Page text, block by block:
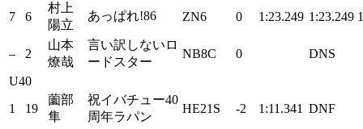
7 6
村上
陽立
あっぱれ!86 ZN6 0 1:23.249 1:23.249 1
– 2
山本
燎哉
言い訳しないロ
ードスター
NB8C 0
DNS
U40
1
19
薗部
隼
祝イバチュー40
周年ラパン
HE21S -2 1:11.341 DNF